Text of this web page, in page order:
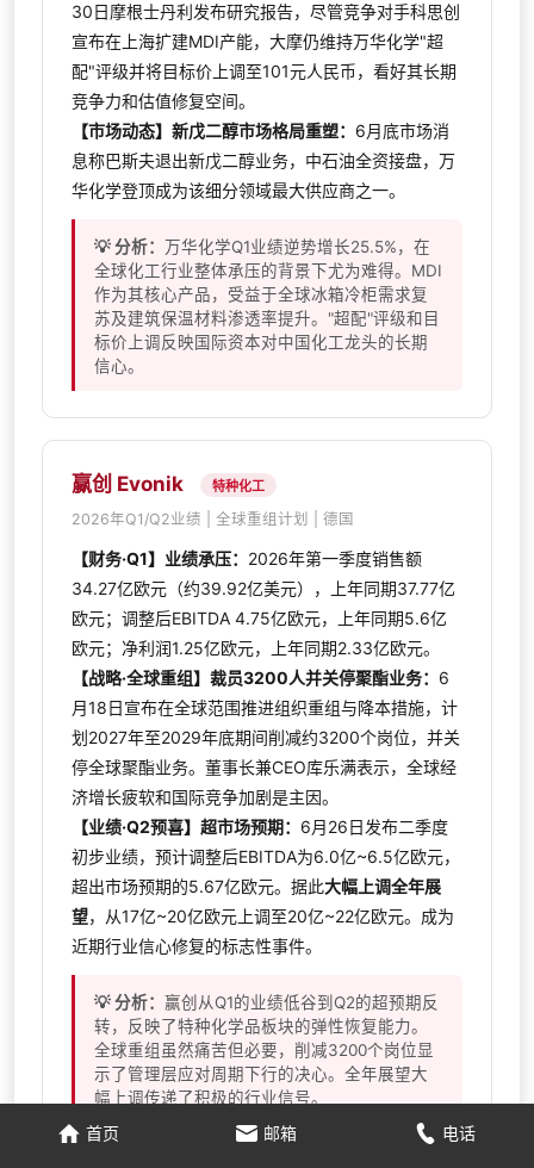
30日摩根士丹利发布研究报告，尽管竞争对手科思创
宣布在上海扩建MDI产能，大摩仍维持万华化学"超
配"评级并将目标价上调至101元人民币，看好其长期
竞争力和估值修复空间。
【市场动态】新戊二醇市场格局重塑： 6月底市场消
息称巴斯夫退出新戊二醇业务，中石油全资接盘，万
华化学登顶成为该细分领域最大供应商之一。
💡 分析：万华化学Q1业绩逆势增长25.5%，在
全球化工行业整体承压的背景下尤为难得。MDI
作为其核心产品，受益于全球冰箱冷柜需求复
苏及建筑保温材料渗透率提升。"超配"评级和目
标价上调反映国际资本对中国化工龙头的长期
信心。
赢创 Evonik 特种化工
2026年Q1/Q2业绩 | 全球重组计划 | 德国
【财务·Q1】业绩承压： 2026年第一季度销售额
34.27亿欧元（约39.92亿美元），上年同期37.77亿
欧元；调整后EBITDA 4.75亿欧元，上年同期5.6亿
欧元；净利润1.25亿欧元，上年同期2.33亿欧元。
【战略·全球重组】裁员3200人并关停聚酯业务： 6
月18日宣布在全球范围推进组织重组与降本措施，计
划2027年至2029年底期间削减约3200个岗位，并关
停全球聚酯业务。董事长兼CEO库乐满表示，全球经
济增长疲软和国际竞争加剧是主因。
【业绩·Q2预喜】超市场预期： 6月26日发布二季度
初步业绩，预计调整后EBITDA为6.0亿~6.5亿欧元，
超出市场预期的5.67亿欧元。据此大幅上调全年展
望，从17亿~20亿欧元上调至20亿~22亿欧元。成为
近期行业信心修复的标志性事件。
💡 分析：赢创从Q1的业绩低谷到Q2的超预期反
转，反映了特种化学品板块的弹性恢复能力。
全球重组虽然痛苦但必要，削减3200个岗位显
示了管理层应对周期下行的决心。全年展望大
幅上调传递了积极的行业信号。
首页 邮箱 电话